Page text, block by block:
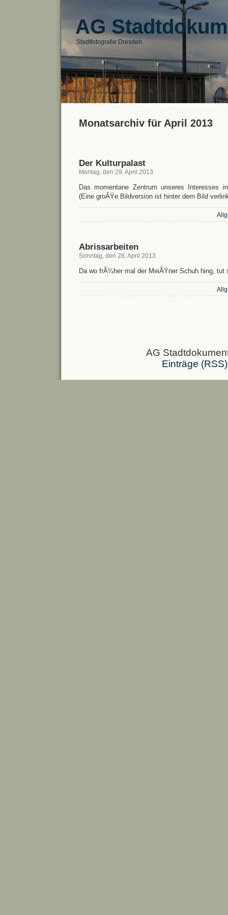
AG
Stadtfotografie Dresden
Monatsarchiv für April 2013
Der Kulturpalast
Montag, den 29. April 2013
Das momentane Zentrum unseres Interesses
(Eine groÃŸe Bildversion ist hinter dem Bild
Abrissarbeiten
Sonntag, den 28. April 2013
Da wo frÃ¼her mal der MeiÃŸner Schuh hing,
AG
Einträge (RSS)